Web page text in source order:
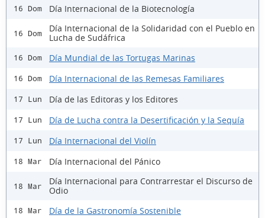
16 Dom Día Internacional de la Biotecnología
16 Dom
Día Internacional de la Solidaridad con el Pueblo en
Lucha de Sudáfrica
16 Dom Día Mundial de las Tortugas Marinas
16 Dom Día Internacional de las Remesas Familiares
17 Lun Día de las Editoras y los Editores
17 Lun Día de Lucha contra la Desertificación y la Sequía
17 Lun Día Internacional del Violín
18 Mar Día Internacional del Pánico
18 Mar
Día Internacional para Contrarrestar el Discurso de
Odio
18 Mar Día de la Gastronomía Sostenible